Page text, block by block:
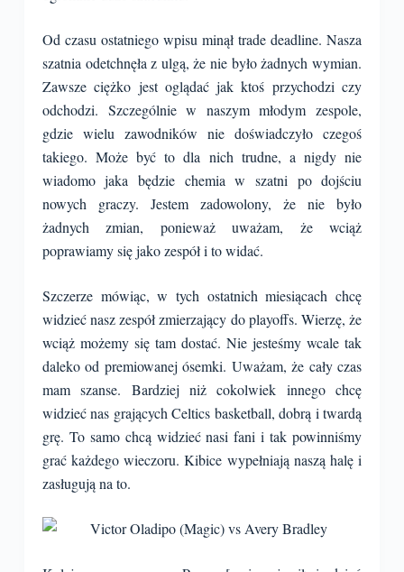
Od czasu ostatniego wpisu minął trade deadline. Nasza
szatnia odetchnęła z ulgą, że nie było żadnych wymian.
Zawsze ciężko jest oglądać jak ktoś przychodzi czy
odchodzi. Szczególnie w naszym młodym zespole,
gdzie wielu zawodników nie doświadczyło czegoś
takiego. Może być to dla nich trudne, a nigdy nie
wiadomo jaka będzie chemia w szatni po dojściu
nowych graczy. Jestem zadowolony, że nie było
żadnych zmian, ponieważ uważam, że wciąż
poprawiamy się jako zespół i to widać.
Szczerze mówiąc, w tych ostatnich miesiącach chcę
widzieć nasz zespół zmierzający do playoffs. Wierzę, że
wciąż możemy się tam dostać. Nie jesteśmy wcale tak
daleko od premiowanej ósemki. Uważam, że cały czas
mam szanse. Bardziej niż cokolwiek innego chcę
widzieć nas grających Celtics basketball, dobrą i twardą
grę. To samo chcą widzieć nasi fani i tak powinniśmy
grać każdego wieczoru. Kibice wypełniają naszą halę i
zasługują na to.